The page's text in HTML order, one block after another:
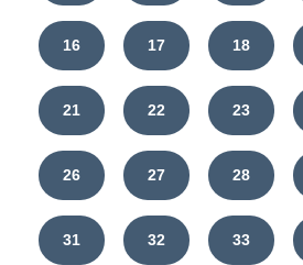
16 17 18
21 22 23
26 27 28
31 32 33